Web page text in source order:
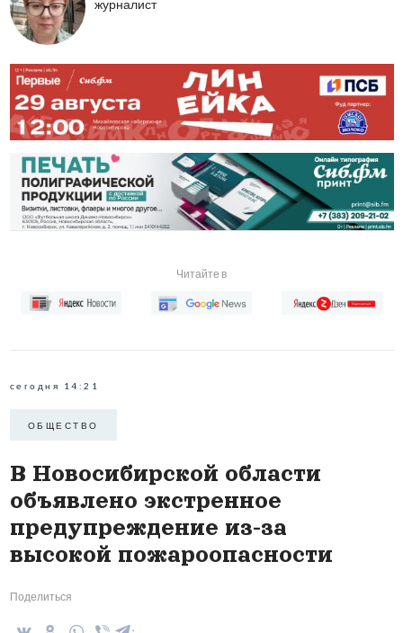
журналист
Читайте в
сегодня 14:21
ОБЩЕСТВО
В Новосибирской области
объявлено экстренное
предупреждение из-за
высокой пожароопасности
Поделиться